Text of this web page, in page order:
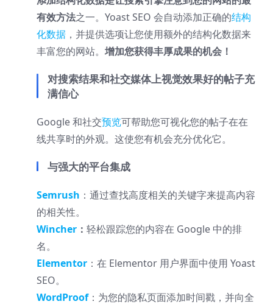
有效方法之一。Yoast SEO 会自动添加正确的结构
化数据 ，并提供选项让您使用额外的结构化数据来
丰富您的网站。 增加您获得丰厚成果的机会！
对搜索结果和社交媒体上视觉效果好的帖子充
满信心
Google 和社交预览可帮助您可视化您的帖子在在
线共享时的外观。这使您有机会充分优化它。
与强大的平台集成
Semrush ：通过查找高度相关的关键字来提高内容
的相关性。
Wincher ： 轻松跟踪您的内容在 Google 中的排
名。
Elementor ：在 Elementor 用户界面中使用 Yoast
SEO。
WordProof：为您的隐私页面添加时间戳，并向全